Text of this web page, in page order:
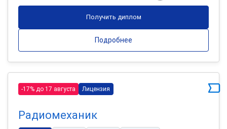
Получить диплом
Подробнее
-17% до 17 августа Лицензия
Радиомеханик